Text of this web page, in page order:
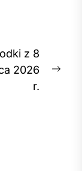
z 8
2026
r.